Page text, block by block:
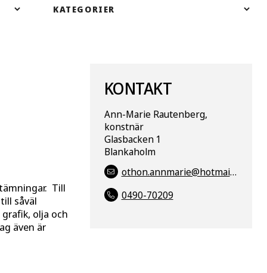
Till
såväl
olja och
även är
KONTAKT
Ann-Marie Rautenberg,
konstnär
Glasbacken 1
Blankaholm
othon.annmarie@hotmail.com
0490-70209